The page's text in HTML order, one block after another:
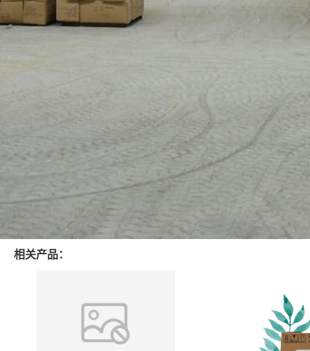
相关产品：